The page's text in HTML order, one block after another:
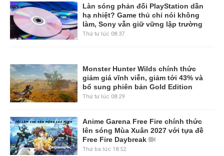
Làn sóng phản đối PlayStation dần
hạ nhiệt? Game thủ chỉ nói không
làm, Sony vẫn giữ vững lập trường
Thứ tư lúc 08:37
Monster Hunter Wilds chính thức
giảm giá vĩnh viễn, giảm tới 43% và
bổ sung phiên bản Gold Edition
Thứ tư lúc 08:29
Anime Garena Free Fire chính thức
lên sóng Mùa Xuân 2027 với tựa đề
Free Fire Daybreak
Thứ ba lúc 18:52